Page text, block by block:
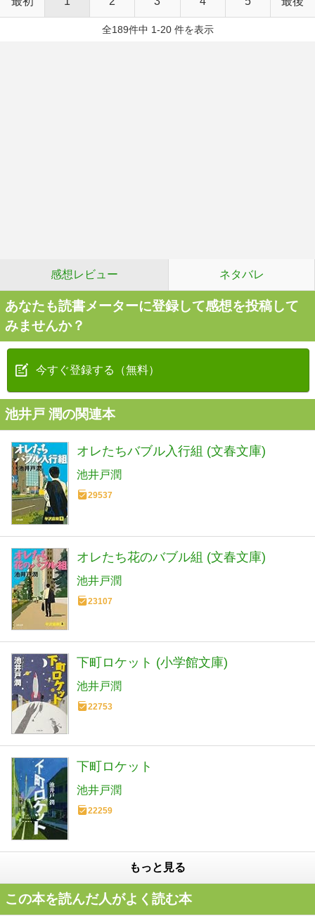
全189件中 1-20 件を表示
感想レビュー ネタバレ
あなたも読書メーターに登録して感想を投稿して
みませんか？
今すぐ登録する（無料）
池井戸 潤の関連本
オレたちバブル入行組 (文春文庫)
池井戸潤
29537
オレたち花のバブル組 (文春文庫)
池井戸潤
23107
下町ロケット (小学館文庫)
池井戸潤
22753
下町ロケット
池井戸潤
22259
もっと見る
この本を読んだ人がよく読む本